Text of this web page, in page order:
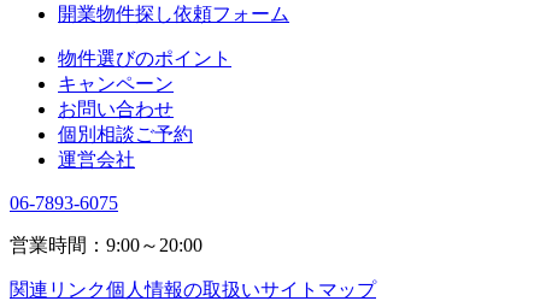
開業物件探し依頼フォーム
物件選びのポイント
キャンペーン
お問い合わせ
個別相談ご予約
運営会社
06-7893-6075
営業時間：9:00～20:00
関連リンク個人情報の取扱いサイトマップ